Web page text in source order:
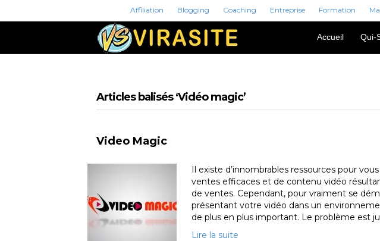
Affiliation Blogging Coaching Entreprise Formation
Accueil Qui-
Articles balisés ‘Vidéo magic’
Video Magic
Il existe d’innombrables ressources pour
ventes efficaces et de contenu vidéo
de ventes. Cependant, pour vraiment se
présentant votre vidéo dans un
de plus en plus important. Le problème est
Lire la suite